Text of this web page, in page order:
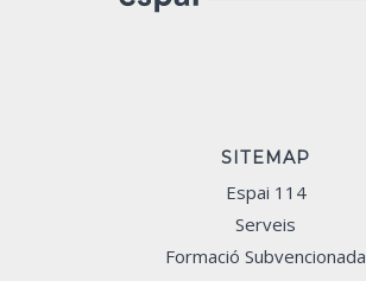
SITEMAP
Espai 114
Serveis
Formació Subvencionada